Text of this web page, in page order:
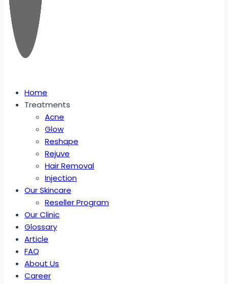
Home
Treatments
Acne
Glow
Reshape
Rejuve
Hair Removal
Injection
Our Skincare
Reseller Program
Our Clinic
Glossary
Article
FAQ
About Us
Career